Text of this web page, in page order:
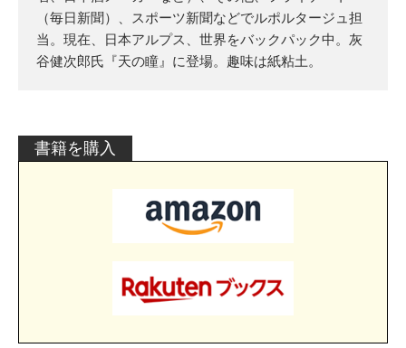
（毎日新聞）、スポーツ新聞などでルポルタージュ担
当。現在、日本アルプス、世界をバックパック中。灰
谷健次郎氏『天の瞳』に登場。趣味は紙粘土。
書籍を購入